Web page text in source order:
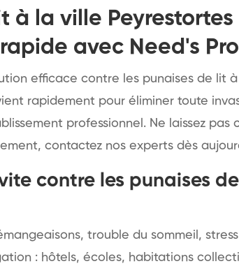
à la ville Peyrestortes
avec Need's
efficace contre les punaises de lit
rapidement pour éliminer toute
professionnel. Ne laissez pas
contactez nos experts dès
contre les punaises
trouble du sommeil,
: hôtels, écoles, habitations